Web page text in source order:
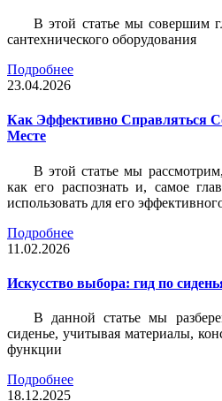
В этой статье мы совершим
сантехнического оборудования
Подробнее
23.04.2026
Как Эффективно Справляться
Месте
В этой статье мы
как его распознать и, самое
использовать для его
Подробнее
11.02.2026
Искусство выбора: гид по
В данной статье мы
сиденье, учитывая материалы,
функции
Подробнее
18.12.2025